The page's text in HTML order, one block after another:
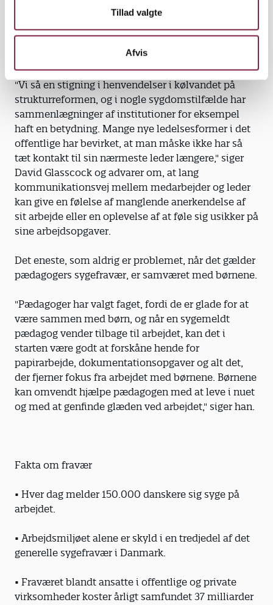
Tillad valgte
Afvis
over tid, og som forstærker hinanden," siger han og
peger også på mere strukturelle forhold på
pædagogernes arbejdspladser som årsager til stress
"Vi så en stigning i henvendelser i kølvandet på
strukturreformen, og i nogle sygdomstilfælde har
sammenlægninger af institutioner for eksempel
haft en betydning. Mange nye ledelsesformer i det
offentlige har bevirket, at man måske ikke har så
tæt kontakt til sin nærmeste leder længere," siger
David Glasscock og advarer om, at lang
kommunikationsvej mellem medarbejder og leder
kan give en følelse af manglende anerkendelse af
sit arbejde eller en oplevelse af at føle sig usikker på
sine arbejdsopgaver.
Det eneste, som aldrig er problemet, når det gælder
pæda­gogers sygefravær, er samværet med børnene.
"Pædagoger har valgt faget, fordi de er glade for at
være sammen med børn, og når en sygemeldt
pædagog vender tilbage til arbejdet, kan det i
starten være godt at forskåne hende for
papirarbejde, dokumentationsopgaver og alt det,
der fjerner fokus fra ­arbejdet med børnene. Børnene
kan omvendt hjælpe pædagogen med at leve i nuet
og med at genfinde glæden ved arbejdet," siger han.
Fakta om fravær
• Hver dag melder 150.000 danskere sig syge på
arbejdet.
• Arbejdsmiljøet alene er skyld i en tredjedel af det
generelle sygefravær i Danmark.
• Fraværet blandt ansatte i offentlige og private
virksomheder koster årligt samfundet 37 milliarder